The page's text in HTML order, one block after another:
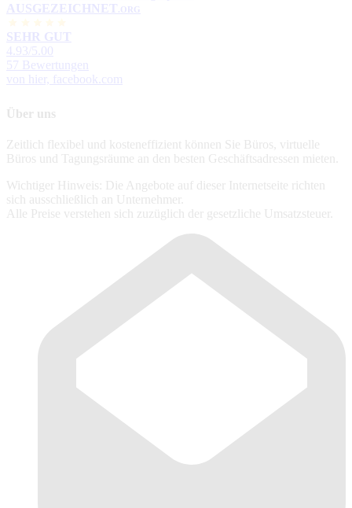
AUSGEZEICHNET .ORG
SEHR GUT
4.93 /5.00
57 Bewertungen
von hier, facebook.com
Über uns
Zeitlich flexibel und kosteneffizient können Sie Büros, virtuelle
Büros und Tagungsräume an den besten Geschäftsadressen mieten.
Wichtiger Hinweis: Die Angebote auf dieser Internetseite richten
sich ausschließlich an Unternehmer.
Alle Preise verstehen sich zuzüglich der gesetzliche Umsatzsteuer.